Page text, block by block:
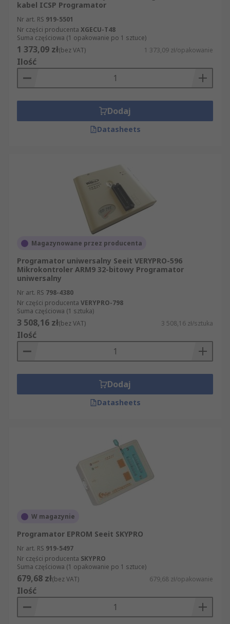
kabel ICSP Programator
Nr art. RS 919-5501
Nr części producenta XGECU-T48
Suma częściowa (1 opakowanie po 1 sztuce)
1 373,09 zł(bez VAT) 1 373,09 zł/opakowanie
Ilość
Dodaj
Datasheets
Magazynowane przez producenta
Programator uniwersalny Seeit VERYPRO-596
Mikrokontroler ARM9 32-bitowy Programator
uniwersalny
Nr art. RS 798-4380
Nr części producenta VERYPRO-798
Suma częściowa (1 sztuka)
3 508,16 zł(bez VAT) 3 508,16 zł/sztuka
Ilość
Dodaj
Datasheets
W magazynie
Programator EPROM Seeit SKYPRO
Nr art. RS 919-5497
Nr części producenta SKYPRO
Suma częściowa (1 opakowanie po 1 sztuce)
679,68 zł(bez VAT) 679,68 zł/opakowanie
Ilość